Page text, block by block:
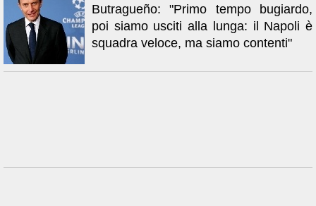
Butragueño: "Primo tempo bugiardo,
poi siamo usciti alla lunga: il Napoli è
squadra veloce, ma siamo contenti"